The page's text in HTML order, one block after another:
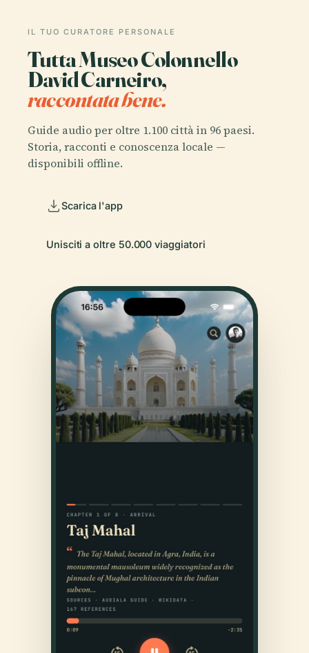
IL TUO CURATORE PERSONALE
Tutta Museo Colonnello
David Carneiro,
raccontata bene.
Guide audio per oltre 1.100 città in 96 paesi.
Storia, racconti e conoscenza locale —
disponibili offline.
Scarica l'app
Unisciti a oltre 50.000 viaggiatori